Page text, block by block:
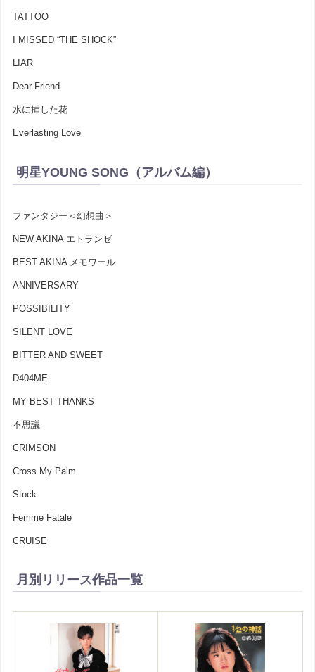
TATTOO
I MISSED “THE SHOCK”
LIAR
Dear Friend
水に挿した花
Everlasting Love
明星YOUNG SONG（アルバム編）
ファンタジー＜幻想曲＞
NEW AKINA エトランゼ
BEST AKINA メモワール
ANNIVERSARY
POSSIBILITY
SILENT LOVE
BITTER AND SWEET
D404ME
MY BEST THANKS
不思議
CRIMSON
Cross My Palm
Stock
Femme Fatale
CRUISE
月別リリース作品一覧